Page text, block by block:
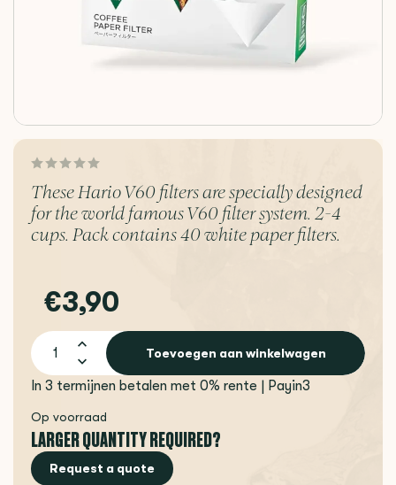
These Hario V60 filters are specially designed
for the world famous V60 filter system. 2-4
cups. Pack contains 40 white paper filters.
€3,90
Toevoegen aan winkelwagen
In 3 termijnen betalen met 0% rente | Payin3
Op voorraad
LARGER QUANTITY REQUIRED?
Request a quote